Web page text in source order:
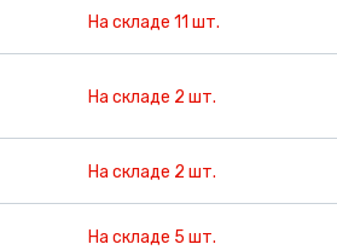
На складе 11 шт.
На складе 2 шт.
На складе 2 шт.
На складе 5 шт.